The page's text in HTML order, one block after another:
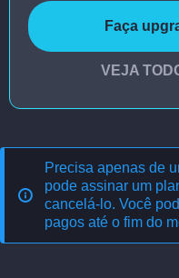
Faça
VEJA
Precisa apenas de
pode assinar um
cancelá-lo. Você
pagos até o fim do